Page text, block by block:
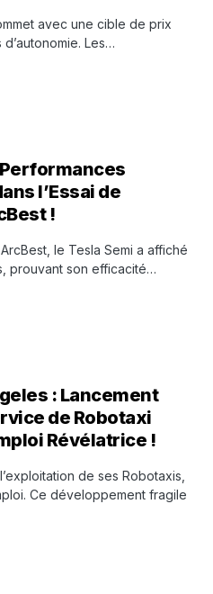
avec une cible de prix
Les…
l’Essai de
!
le Tesla Semi a affiché
prouvant son efficacité…
: Lancement
de Robotaxi
Révélatrice !
de ses Robotaxis,
Ce développement fragile